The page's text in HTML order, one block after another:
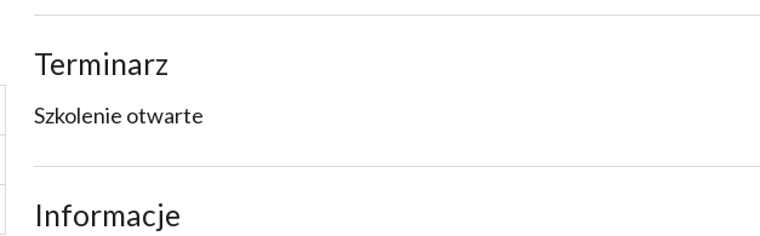
Terminarz
Szkolenie otwarte
Informacje